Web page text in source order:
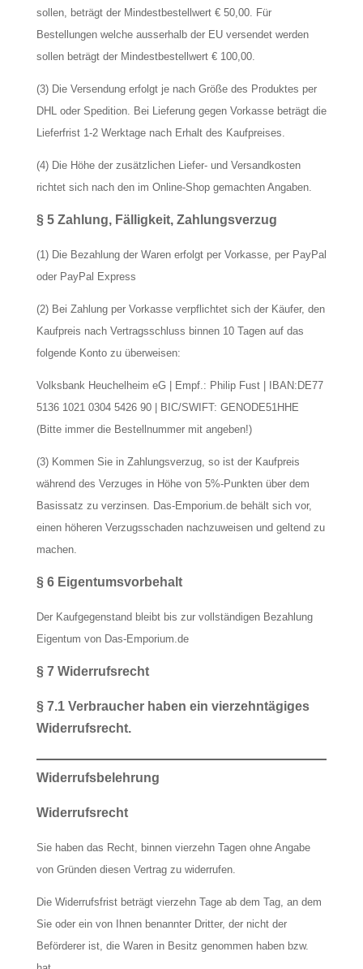
sollen, beträgt der Mindestbestellwert € 50,00. Für
Bestellungen welche ausserhalb der EU versendet werden
sollen beträgt der Mindestbestellwert € 100,00.
(3) Die Versendung erfolgt je nach Größe des Produktes per
DHL oder Spedition. Bei Lieferung gegen Vorkasse beträgt die
Lieferfrist 1-2 Werktage nach Erhalt des Kaufpreises.
(4) Die Höhe der zusätzlichen Liefer- und Versandkosten
richtet sich nach den im Online-Shop gemachten Angaben.
§ 5 Zahlung, Fälligkeit, Zahlungsverzug
(1) Die Bezahlung der Waren erfolgt per Vorkasse, per PayPal
oder PayPal Express
(2) Bei Zahlung per Vorkasse verpflichtet sich der Käufer, den
Kaufpreis nach Vertragsschluss binnen 10 Tagen auf das
folgende Konto zu überweisen:
Volksbank Heuchelheim eG | Empf.: Philip Fust | IBAN:DE77
5136 1021 0304 5426 90 | BIC/SWIFT: GENODE51HHE
(Bitte immer die Bestellnummer mit angeben!)
(3) Kommen Sie in Zahlungsverzug, so ist der Kaufpreis
während des Verzuges in Höhe von 5%-Punkten über dem
Basissatz zu verzinsen. Das-Emporium.de behält sich vor,
einen höheren Verzugsschaden nachzuweisen und geltend zu
machen.
§ 6 Eigentumsvorbehalt
Der Kaufgegenstand bleibt bis zur vollständigen Bezahlung
Eigentum von Das-Emporium.de
§ 7 Widerrufsrecht
§ 7.1 Verbraucher haben ein vierzehntägiges
Widerrufsrecht.
Widerrufsbelehrung
Widerrufsrecht
Sie haben das Recht, binnen vierzehn Tagen ohne Angabe
von Gründen diesen Vertrag zu widerrufen.
Die Widerrufsfrist beträgt vierzehn Tage ab dem Tag, an dem
Sie oder ein von Ihnen benannter Dritter, der nicht der
Beförderer ist, die Waren in Besitz genommen haben bzw.